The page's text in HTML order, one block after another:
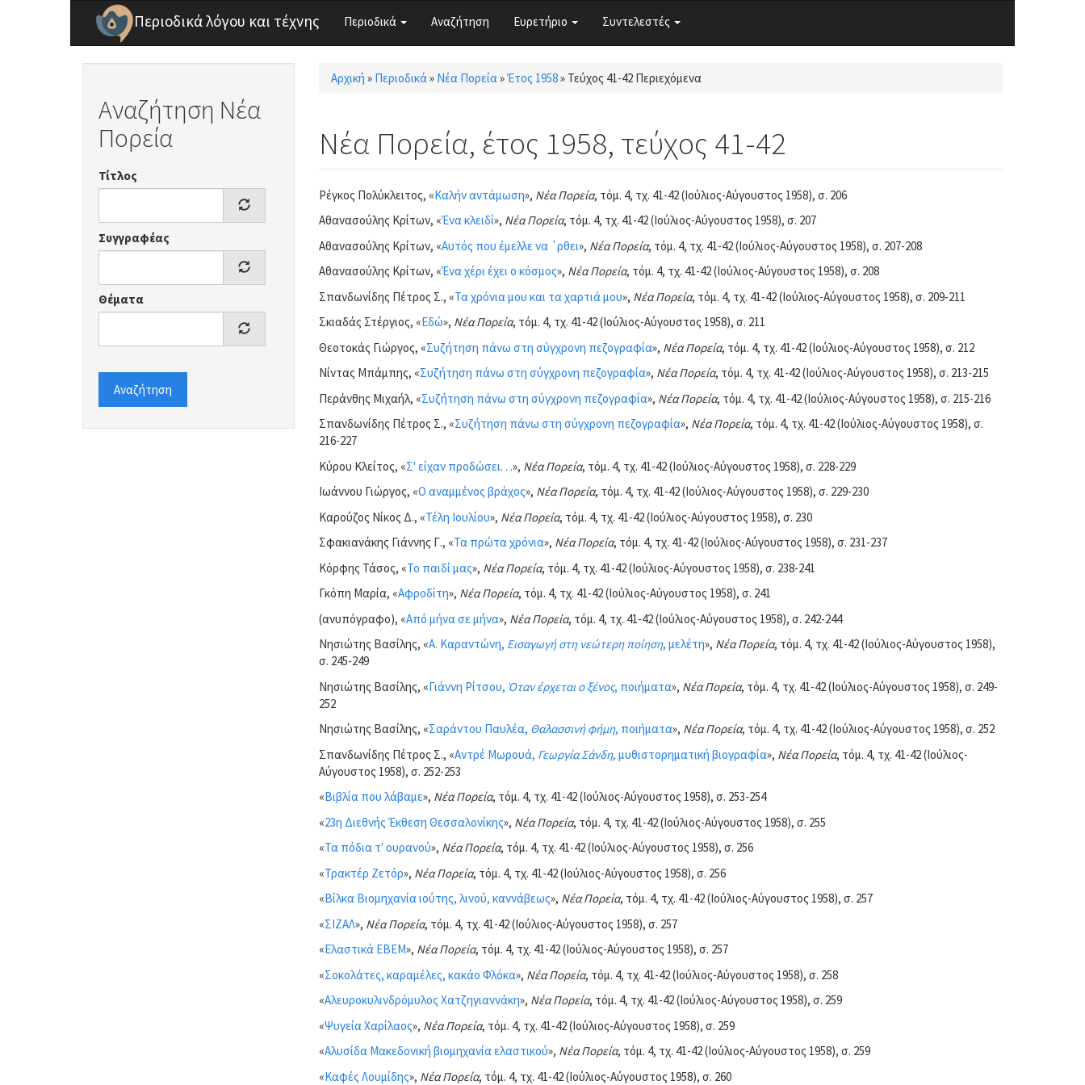
Παράκαμψη προς το κυρίως περιεχόμενο
Περιοδικά λόγου και τέχνης Περιοδικά Αναζήτηση Ευρετήριο Συντελεστές
Αναζήτηση Νέα
Πορεία
Τίτλος
Συγγραφέας
Θέματα
Αναζήτηση
Είστε εδώ
Αρχική » Περιοδικά» Νέα Πορεία»Έτος 1958» Τεύχος 41-42 Περιεχόμενα
Νέα Πορεία, έτος 1958, τεύχος 41-42
Ρέγκος Πολύκλειτος, «Καλήν αντάμωση», Νέα Πορεία, τόμ. 4, τχ. 41-42 (Ιούλιος-Αύγουστος 1958), σ. 206
Αθανασούλης Κρίτων, «Ένα κλειδί», Νέα Πορεία, τόμ. 4, τχ. 41-42 (Ιούλιος-Αύγουστος 1958), σ. 207
Αθανασούλης Κρίτων, «Αυτός που έμελλε να ΄ρθει», Νέα Πορεία, τόμ. 4, τχ. 41-42 (Ιούλιος-Αύγουστος 1958), σ. 207-208
Αθανασούλης Κρίτων, «Ένα χέρι έχει ο κόσμος», Νέα Πορεία, τόμ. 4, τχ. 41-42 (Ιούλιος-Αύγουστος 1958), σ. 208
Σπανδωνίδης Πέτρος Σ., «Τα χρόνια μου και τα χαρτιά μου», Νέα Πορεία, τόμ. 4, τχ. 41-42 (Ιούλιος-Αύγουστος 1958), σ. 209-211
Σκιαδάς Στέργιος, «Εδώ», Νέα Πορεία, τόμ. 4, τχ. 41-42 (Ιούλιος-Αύγουστος 1958), σ. 211
Θεοτοκάς Γιώργος, «Συζήτηση πάνω στη σύγχρονη πεζογραφία», Νέα Πορεία, τόμ. 4, τχ. 41-42 (Ιούλιος-Αύγουστος 1958), σ. 212
Νίντας Μπάμπης, «Συζήτηση πάνω στη σύγχρονη πεζογραφία», Νέα Πορεία, τόμ. 4, τχ. 41-42 (Ιούλιος-Αύγουστος 1958), σ. 213-215
Περάνθης Μιχαήλ, «Συζήτηση πάνω στη σύγχρονη πεζογραφία», Νέα Πορεία, τόμ. 4, τχ. 41-42 (Ιούλιος-Αύγουστος 1958), σ. 215-216
Σπανδωνίδης Πέτρος Σ., «Συζήτηση πάνω στη σύγχρονη πεζογραφία», Νέα Πορεία, τόμ. 4, τχ. 41-42 (Ιούλιος-Αύγουστος 1958), σ.
216-227
Κύρου Κλείτος, «Σ' είχαν προδώσει. . .», Νέα Πορεία, τόμ. 4, τχ. 41-42 (Ιούλιος-Αύγουστος 1958), σ. 228-229
Ιωάννου Γιώργος, «Ο αναμμένος βράχος», Νέα Πορεία, τόμ. 4, τχ. 41-42 (Ιούλιος-Αύγουστος 1958), σ. 229-230
Καρούζος Νίκος Δ., «Τέλη Ιουλίου», Νέα Πορεία, τόμ. 4, τχ. 41-42 (Ιούλιος-Αύγουστος 1958), σ. 230
Σφακιανάκης Γιάννης Γ., «Τα πρώτα χρόνια», Νέα Πορεία, τόμ. 4, τχ. 41-42 (Ιούλιος-Αύγουστος 1958), σ. 231-237
Κόρφης Τάσος, «Το παιδί μας», Νέα Πορεία, τόμ. 4, τχ. 41-42 (Ιούλιος-Αύγουστος 1958), σ. 238-241
Γκόπη Μαρία, «Αφροδίτη», Νέα Πορεία, τόμ. 4, τχ. 41-42 (Ιούλιος-Αύγουστος 1958), σ. 241
(ανυπόγραφο), «Από μήνα σε μήνα», Νέα Πορεία, τόμ. 4, τχ. 41-42 (Ιούλιος-Αύγουστος 1958), σ. 242-244
Νησιώτης Βασίλης, «Α. Καραντώνη, Εισαγωγή στη νεώτερη ποίηση, μελέτη», Νέα Πορεία, τόμ. 4, τχ. 41-42 (Ιούλιος-Αύγουστος 1958),
σ. 245-249
Νησιώτης Βασίλης, «Γιάννη Ρίτσου, Όταν έρχεται ο ξένος, ποιήματα», Νέα Πορεία, τόμ. 4, τχ. 41-42 (Ιούλιος-Αύγουστος 1958), σ. 249-
252
Νησιώτης Βασίλης, «Σαράντου Παυλέα, Θαλασσινή φήμη, ποιήματα», Νέα Πορεία, τόμ. 4, τχ. 41-42 (Ιούλιος-Αύγουστος 1958), σ. 252
Σπανδωνίδης Πέτρος Σ., «Αντρέ Μωρουά, Γεωργία Σάνδη, μυθιστορηματική βιογραφία», Νέα Πορεία, τόμ. 4, τχ. 41-42 (Ιούλιος-
Αύγουστος 1958), σ. 252-253
«Βιβλία που λάβαμε», Νέα Πορεία, τόμ. 4, τχ. 41-42 (Ιούλιος-Αύγουστος 1958), σ. 253-254
«23η Διεθνής Έκθεση Θεσσαλονίκης», Νέα Πορεία, τόμ. 4, τχ. 41-42 (Ιούλιος-Αύγουστος 1958), σ. 255
«Τα πόδια τ' ουρανού», Νέα Πορεία, τόμ. 4, τχ. 41-42 (Ιούλιος-Αύγουστος 1958), σ. 256
«Τρακτέρ Ζετόρ», Νέα Πορεία, τόμ. 4, τχ. 41-42 (Ιούλιος-Αύγουστος 1958), σ. 256
«Βίλκα Βιομηχανία ιούτης, λινού, καννάβεως», Νέα Πορεία, τόμ. 4, τχ. 41-42 (Ιούλιος-Αύγουστος 1958), σ. 257
«ΣΙΖΑΛ», Νέα Πορεία, τόμ. 4, τχ. 41-42 (Ιούλιος-Αύγουστος 1958), σ. 257
«Ελαστικά ΕΒΕΜ», Νέα Πορεία, τόμ. 4, τχ. 41-42 (Ιούλιος-Αύγουστος 1958), σ. 257
«Σοκολάτες, καραμέλες, κακάο Φλόκα», Νέα Πορεία, τόμ. 4, τχ. 41-42 (Ιούλιος-Αύγουστος 1958), σ. 258
«Αλευροκυλινδρόμυλος Χατζηγιαννάκη», Νέα Πορεία, τόμ. 4, τχ. 41-42 (Ιούλιος-Αύγουστος 1958), σ. 259
«Ψυγεία Χαρίλαος», Νέα Πορεία, τόμ. 4, τχ. 41-42 (Ιούλιος-Αύγουστος 1958), σ. 259
«Αλυσίδα Μακεδονική βιομηχανία ελαστικού», Νέα Πορεία, τόμ. 4, τχ. 41-42 (Ιούλιος-Αύγουστος 1958), σ. 259
«Καφές Λουμίδης», Νέα Πορεία, τόμ. 4, τχ. 41-42 (Ιούλιος-Αύγουστος 1958), σ. 260